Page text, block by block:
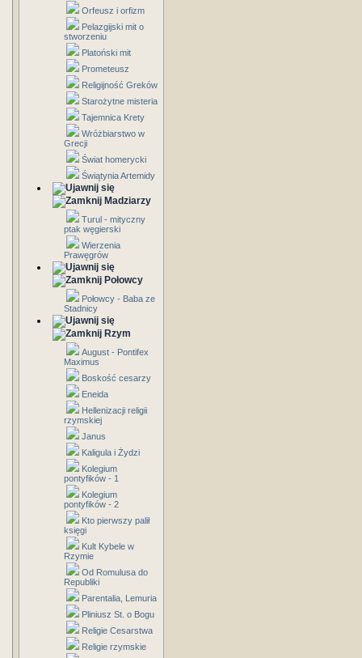
Orfeusz i orfizm
Pelazgijski mit o
stworzeniu
Platoński mit
Prometeusz
Religijność Greków
Starożytne misteria
Tajemnica Krety
Wróżbiarstwo w
Grecji
Świat homerycki
Świątynia Artemidy
Madziarzy
Turul - mityczny
ptak węgierski
Wierzenia
Prawęgrów
Połowcy
Połowcy - Baba ze
Stadnicy
Rzym
August - Pontifex
Maximus
Boskość cesarzy
Eneida
Hellenizacji religii
rzymskiej
Janus
Kaligula i Żydzi
Kolegium
pontyfików - 1
Kolegium
pontyfików - 2
Kto pierwszy palił
księgi
Kult Kybele w
Rzymie
Od Romulusa do
Republiki
Parentalia, Lemuria
Pliniusz St. o Bogu
Religie Cesarstwa
Religie rzymskie